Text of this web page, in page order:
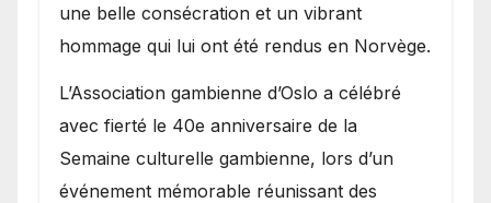
une belle consécration et un vibrant
hommage qui lui ont été rendus en Norvège.
​L’Association gambienne d’Oslo a célébré
avec fierté le 40e anniversaire de la
Semaine culturelle gambienne, lors d’un
événement mémorable réunissant des